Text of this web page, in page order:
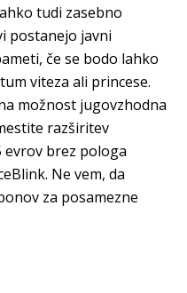
tudi zasebno
postanejo javni
če se bodo lahko
viteza ali princese.
možnost jugovzhodna
razširitev
evrov brez pologa
Ne vem, da
za posamezne